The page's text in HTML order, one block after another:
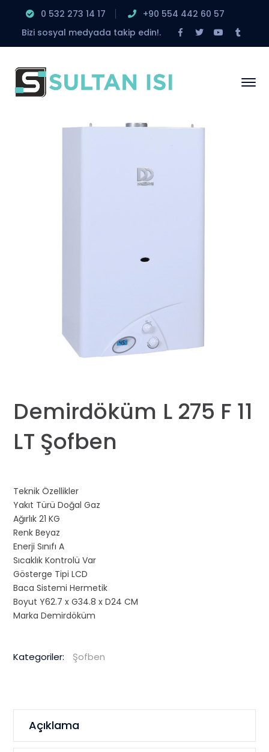
0 532 273 14 17
‎+90 554 442 60 57
Bizi sosyal medyada takip edin!.
Facebook
Profile
Twitter
Profile
Youtube
ProfileProfile
Demirdöküm L 275 F 11
LT Şofben
Teknik Özellikler
Yakıt Türü Doğal Gaz
Ağırlık 21 KG
Renk Beyaz
Enerji Sınıfı A
Sıcaklık Kontrolü Var
Gösterge Tipi LCD
Baca Sistemi Hermetik
Boyut Y62.7 x G34.8 x D24 CM
Marka Demirdöküm
Kategoriler: Şofben
Açıklama